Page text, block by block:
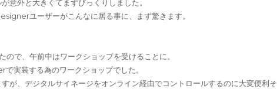
意外と大きくてまずびっくりしました。
ユーザーがこんなに居る事に、まず驚きます。
で、午前中はワークショップを受けることに。
実装する為のワークショップでした。
が、デジタルサイネージをオンライン経由でコントロールするのに大変便利そ